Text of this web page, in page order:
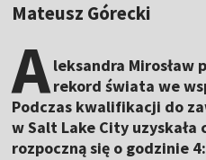
Mateusz Górecki
Aleksandra Mirosław
rekord świata we
Podczas kwalifikacji do
w Salt Lake City uzyskała
rozpoczną się o godzinie